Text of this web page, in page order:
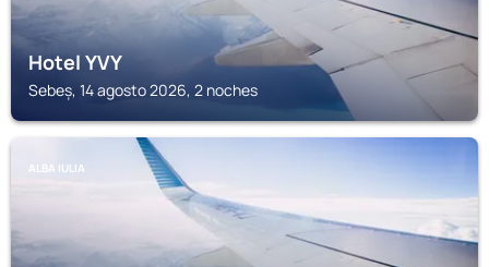
Hotel YVY
Sebeș, 14 agosto 2026, 2 noches
ALBA IULIA